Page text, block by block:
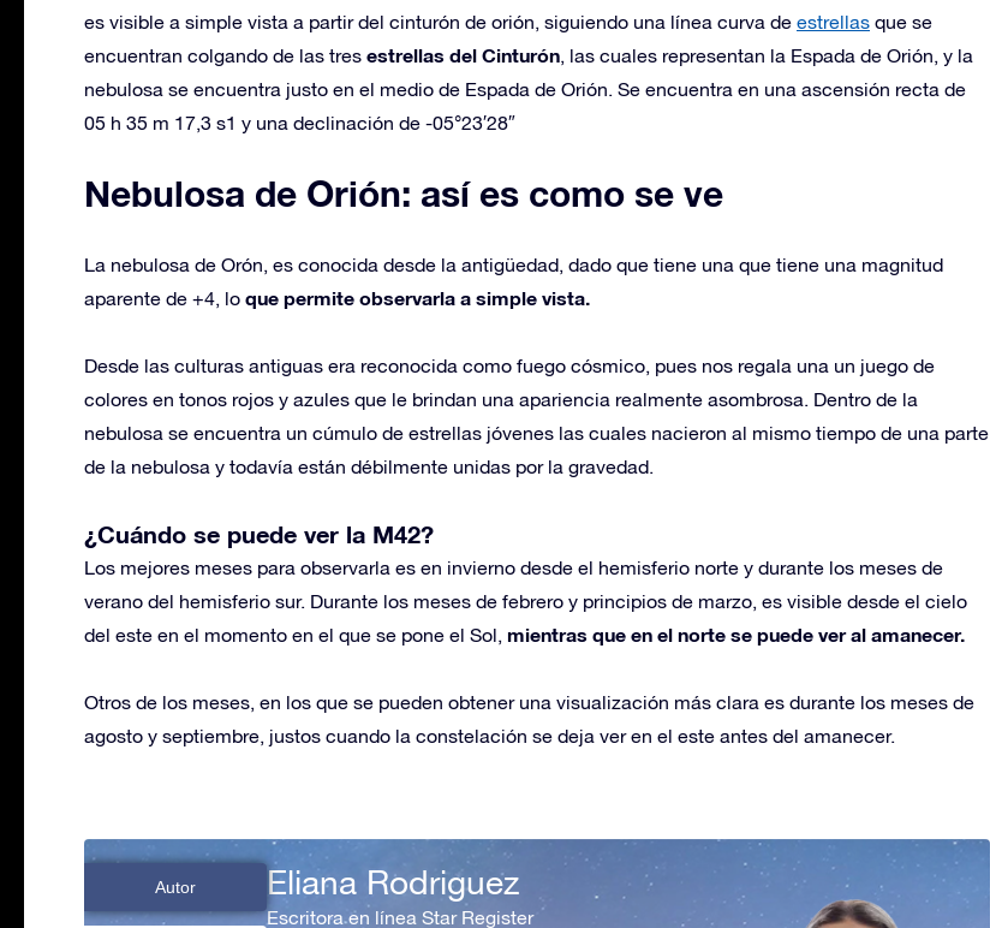
es visible a simple vista a partir del cinturón de orión, siguiendo una línea curva de estrellas que se
encuentran colgando de las tres estrellas del Cinturón, las cuales representan la Espada de Orión, y la
nebulosa se encuentra justo en el medio de Espada de Orión. Se encuentra en una ascensión recta de
05 h 35 m 17,3 s1​ y una declinación de -05°23′28″
Nebulosa de Orión: así es como se ve
La nebulosa de Orón, es conocida desde la antigüedad, dado que tiene una que tiene una magnitud
aparente de +4, lo que permite observarla a simple vista.
Desde las culturas antiguas era reconocida como fuego cósmico, pues nos regala una un juego de
colores en tonos rojos y azules que le brindan una apariencia realmente asombrosa. Dentro de la
nebulosa se encuentra un cúmulo de estrellas jóvenes las cuales nacieron al mismo tiempo de una parte
de la nebulosa y todavía están débilmente unidas por la gravedad.
¿Cuándo se puede ver la M42?
Los mejores meses para observarla es en invierno desde el hemisferio norte y durante los meses de
verano del hemisferio sur. Durante los meses de febrero y principios de marzo, es visible desde el cielo
del este en el momento en el que se pone el Sol, mientras que en el norte se puede ver al amanecer.
Otros de los meses, en los que se pueden obtener una visualización más clara es durante los meses de
agosto y septiembre, justos cuando la constelación se deja ver en el este antes del amanecer.
Autor Eliana Rodriguez
Escritora en línea Star Register